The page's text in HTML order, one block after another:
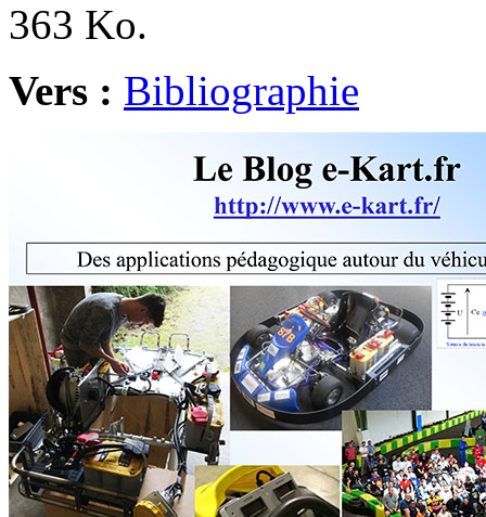
363 Ko.
Vers : Bibliographie